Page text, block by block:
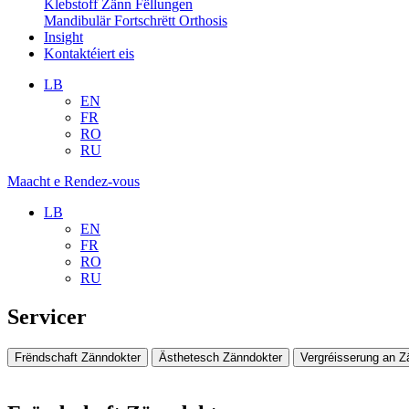
Klebstoff Zänn Fëllungen
Mandibulär Fortschrëtt Orthosis
Insight
Kontaktéiert eis
LB
EN
FR
RO
RU
Maacht e Rendez-vous
LB
EN
FR
RO
RU
Servicer
Frëndschaft Zänndokter Ästhetesch Zänndokter Vergréisserung an